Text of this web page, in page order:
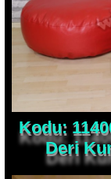
Kodu:
Deri